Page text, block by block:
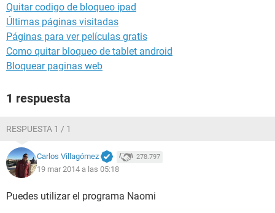
Quitar codigo de bloqueo ipad
Últimas páginas visitadas
Páginas para ver películas gratis
Como quitar bloqueo de tablet android
Bloquear paginas web
1 respuesta
RESPUESTA 1 / 1
Carlos Villagómez 278.797
19 mar 2014 a las 05:18
Puedes utilizar el programa Naomi